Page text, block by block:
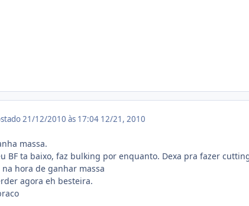
21/12/2010 às 17:04 12/21, 2010
massa.
BF ta baixo, faz bulking por enquanto. Dexa pra fazer
na hora de ganhar massa
agora eh besteira.